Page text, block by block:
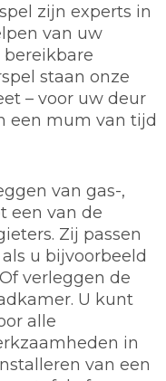
zijn experts in
van uw
staan onze
– voor uw deur
een mum van tijd
van gas-,
een van de
Zij passen
u bijvoorbeeld
verleggen de
U kunt
alle
in
van een